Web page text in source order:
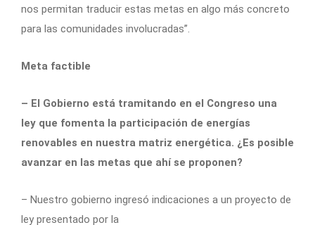
nos permitan traducir estas metas en algo más concreto
para las comunidades involucradas”.
Meta factible
– El Gobierno está tramitando en el Congreso una
ley que fomenta la participación de energías
renovables en nuestra matriz energética. ¿Es posible
avanzar en las metas que ahí se proponen?
– Nuestro gobierno ingresó indicaciones a un proyecto de
ley presentado por la